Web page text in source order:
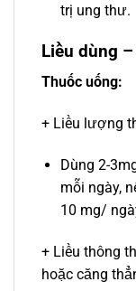
trị ung thư.
Liều dùng
Thuốc uống:
+ Liều lượng
Dùng 2-
mỗi ngày,
10 mg/
+ Liều thông
hoặc căng